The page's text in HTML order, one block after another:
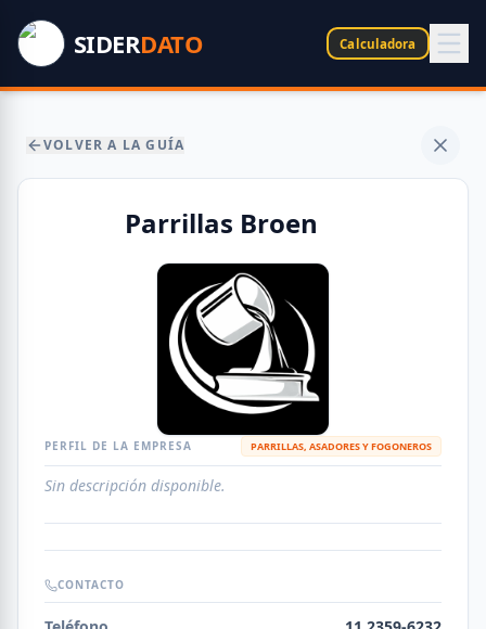
SIDERDATO Calculadora
VOLVER A LA GUÍA
Parrillas Broen
PERFIL DE LA EMPRESA PARRILLAS, ASADORES Y FOGONEROS
Sin descripción disponible.
CONTACTO